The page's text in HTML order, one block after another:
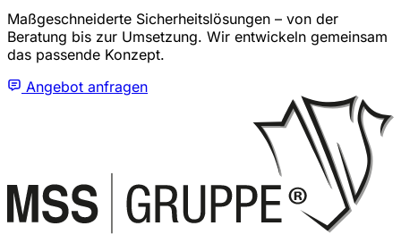
Maßgeschneiderte Sicherheitslösungen – von der
Beratung bis zur Umsetzung. Wir entwickeln gemeinsam
das passende Konzept.
Angebot anfragen